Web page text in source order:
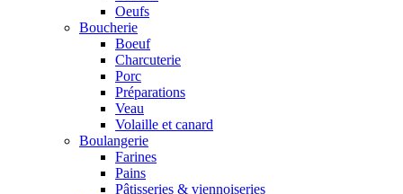
Oeufs
Boucherie
Boeuf
Charcuterie
Porc
Préparations
Veau
Volaille et canard
Boulangerie
Farines
Pains
Pâtisseries & viennoiseries